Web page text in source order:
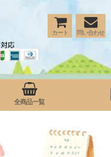
カート 問い合わせ
全商品一覧